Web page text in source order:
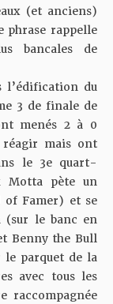
(et anciens)
phrase rappelle
bancales de
l’édification du
3 de finale de
menés 2 à 0
mais ont
le 3e quart-
Motta pète un
Famer) et se
(sur le banc en
Benny the Bull
le parquet de la
avec tous les
raccompagnée